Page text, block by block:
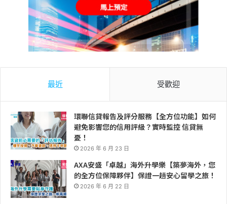
最近 受歡迎
環聯信貸報告及評分服務【全方位功能】如何
避免影響您的信用評級？實時監控 信貸無
憂！
2026 年 6 月 23 日
AXA安盛「卓越」海外升學樂【築夢海外，您
的全方位保障夥伴】保證一趟安心留學之旅！
2026 年 6 月 22 日